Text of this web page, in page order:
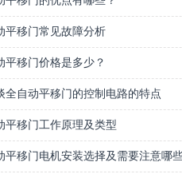
平移门常见故障分析
平移门价格是多少？
全自动平移门的控制电路的特点
平移门工作原理及类型
平移门电机安装选择及需要注意哪